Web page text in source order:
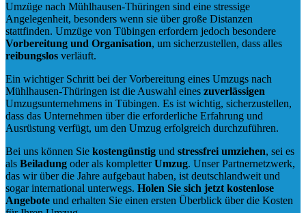
Umzüge nach Mühlhausen-Thüringen sind eine stressige
Angelegenheit, besonders wenn sie über große Distanzen
stattfinden. Umzüge von Tübingen erfordern jedoch besondere
Vorbereitung und Organisation, um sicherzustellen, dass alles
reibungslos verläuft.
Ein wichtiger Schritt bei der Vorbereitung eines Umzugs nach
Mühlhausen-Thüringen ist die Auswahl eines zuverlässigen
Umzugsunternehmens in Tübingen. Es ist wichtig, sicherzustellen,
dass das Unternehmen über die erforderliche Erfahrung und
Ausrüstung verfügt, um den Umzug erfolgreich durchzuführen.
Bei uns können Sie kostengünstig und stressfrei umziehen, sei es
als Beiladung oder als kompletterUmzug. Unser Partnernetzwerk,
das wir über die Jahre aufgebaut haben, ist deutschlandweit und
sogar international unterwegs. Holen Sie sich jetzt kostenlose
Angebote und erhalten Sie einen ersten Überblick über die Kosten